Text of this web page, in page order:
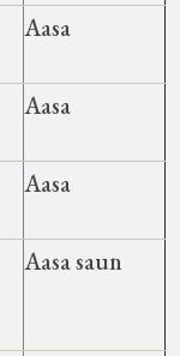
Aasa
Aasa
Aasa
Aasa saun